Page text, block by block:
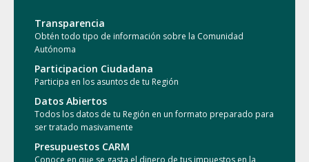
Transparencia
Obtén todo tipo de información sobre la Comunidad
Autónoma
Participacion Ciudadana
Participa en los asuntos de tu Región
Datos Abiertos
Todos los datos de tu Región en un formato preparado para
ser tratado masivamente
Presupuestos CARM
Conoce en que se gasta el dinero de tus impuestos en la